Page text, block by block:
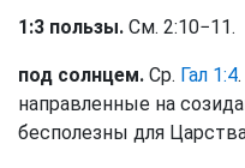
1:3 пользы. См. 2:10−11.
под солнцем. Ср. Гал 1:4
направленные на
бесполезны для